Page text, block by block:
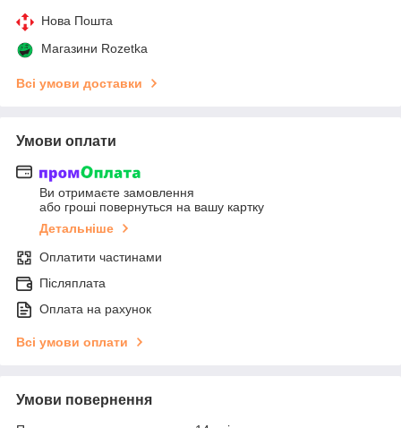
Нова Пошта
Магазини Rozetka
Всі умови доставки
Умови оплати
Ви отримаєте замовлення
або гроші повернуться на вашу картку
Детальніше
Оплатити частинами
Післяплата
Оплата на рахунок
Всі умови оплати
Умови повернення